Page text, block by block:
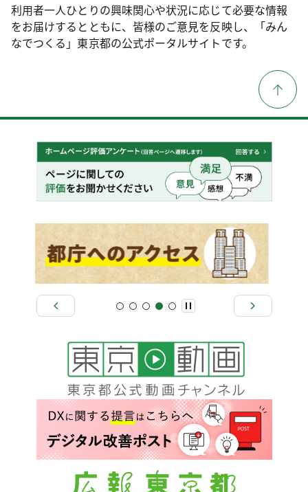
利用者一人ひとりの興味関心や状況に応じて必要な情報
をお届けするとともに、皆様のご意見を反映し、「みん
なでつくる」東京都の公式ポータルサイトです。